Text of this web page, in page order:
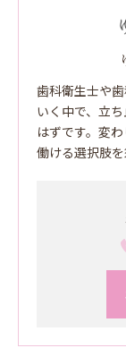
歯科衛生士や
いく中で、立
はずです。変
働ける選択肢